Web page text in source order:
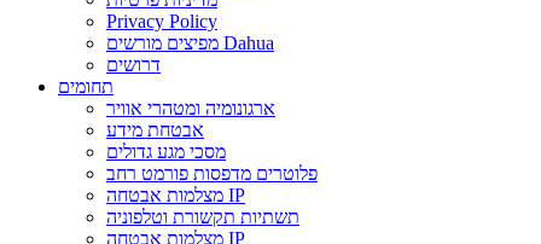
Privacy Policy
מפיצים מורשים Dahua
דרושים
תחומים
ארגונומיה ומטהרי אוויר
אבטחת מידע
מסכי מגע גדולים
פלוטרים מדפסות פורמט רחב
מצלמות אבטחה IP
תשתיות תקשורת וטלפוניה
מצלמות אבטחה IP